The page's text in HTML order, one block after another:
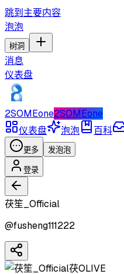
跳到主要内容
泡泡
树洞
消息
仪表盘
2SOMEone2SOMEone
仪表盘
泡泡 百科
更多 发泡泡
登录
茯笙_Official
@fusheng111222
茯OLIVE